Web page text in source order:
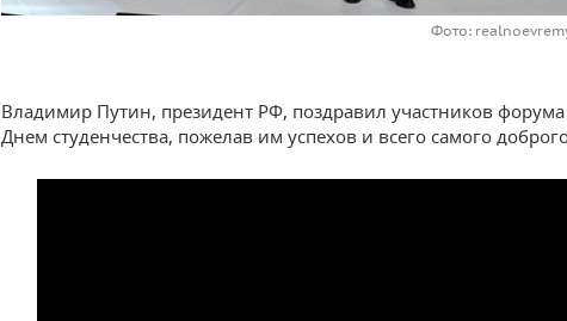
Фото:
Владимир Путин, президент РФ, поздравил участников форума
Днем студенчества, пожелав им успехов и всего самого